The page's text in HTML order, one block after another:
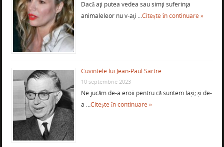
Dacă aţi putea vedea sau simţi suferinţa
animaleleor nu v-aţi …Citește în continuare »
Cuvintele lui Jean-Paul Sartre
10 septembrie 2023
Ne jucăm de-a eroii pentru că suntem lași; și de-
a …Citește în continuare »